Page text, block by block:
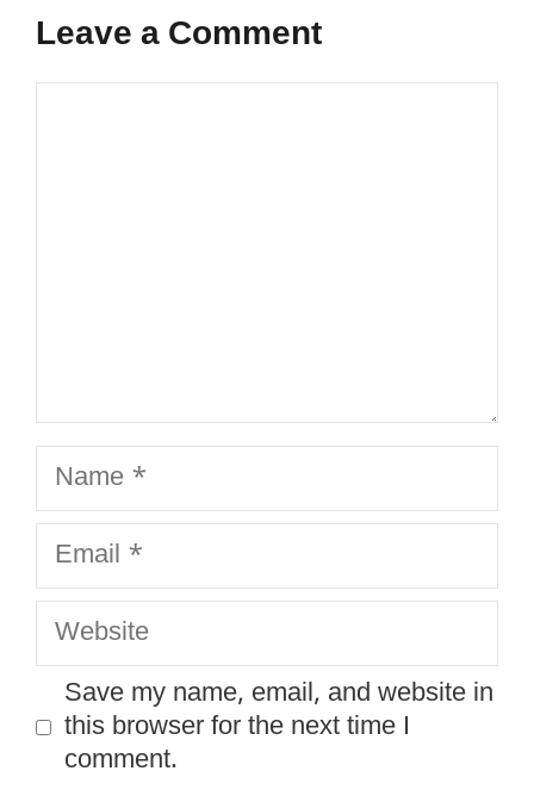
Leave a Comment
Name
Email
Website
Save my name, email, and website in
this browser for the next time I
comment.